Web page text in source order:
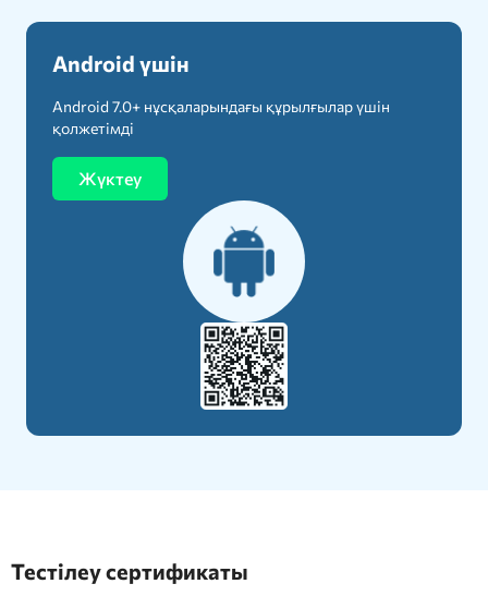
Android үшін
Android 7.0+ нұсқаларындағы құрылғылар үшін
қолжетімді
Жүктеу
Тестілеу сертификаты